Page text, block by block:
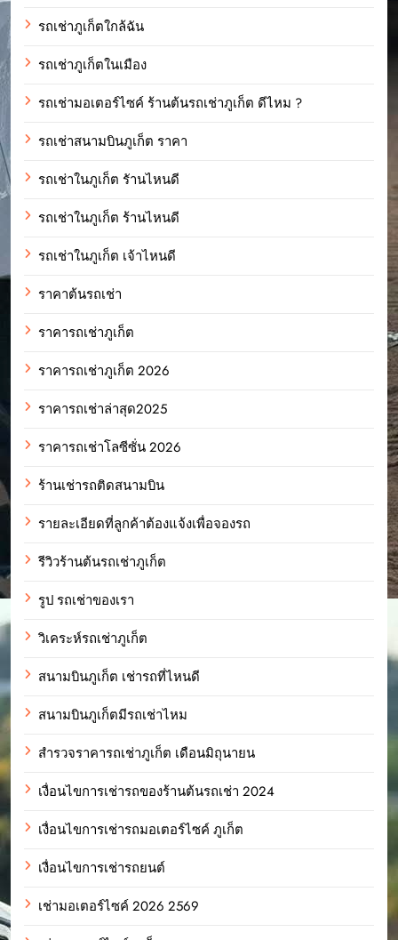
รถเช่าภูเก็ตใกล้ฉัน
รถเช่าภูเก็ตในเมือง
รถเช่ามอเตอร์ไซค์ ร้านต้นรถเช่าภูเก็ต ดีไหม ?
รถเช่าสนามบินภูเก็ต ราคา
รถเช่าในภูเก็ต รัานไหนดี
รถเช่าในภูเก็ต ร้านไหนดี
รถเช่าในภูเก็ต เจ้าไหนดี
ราคาต้นรถเช่า
ราคารถเช่าภูเก็ต
ราคารถเช่าภูเก็ต 2026
ราคารถเช่าล่าสุด2025
ราคารถเช่าโลซีซั่น 2026
ร้านเช่ารถติดสนามบิน
รายละเอียดที่ลูกค้าต้องแจ้งเพื่อจองรถ
รีวิวร้านต้นรถเช่าภูเก็ต
รูป รถเช่าของเรา
วิเคระห์รถเช่าภูเก็ต
สนามบินภูเก็ต เช่ารถที่ไหนดี
สนามบินภูเก็ตมีรถเช่าไหม
สำรวจราคารถเช่าภูเก็ต เดือนมิถุนายน
เงื่อนไขการเช่ารถของร้านต้นรถเช่า 2024
เงื่อนไขการเช่ารถมอเตอร์ไซค์ ภูเก็ต
เงื่อนไขการเช่ารถยนต์
เช่ามอเตอร์ไซค์ 2026 2569